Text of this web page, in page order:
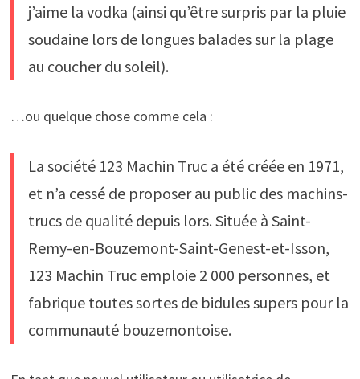
j’aime la vodka (ainsi qu’être surpris par la pluie
soudaine lors de longues balades sur la plage
au coucher du soleil).
…ou quelque chose comme cela :
La société 123 Machin Truc a été créée en 1971,
et n’a cessé de proposer au public des machins-
trucs de qualité depuis lors. Située à Saint-
Remy-en-Bouzemont-Saint-Genest-et-Isson,
123 Machin Truc emploie 2 000 personnes, et
fabrique toutes sortes de bidules supers pour la
communauté bouzemontoise.